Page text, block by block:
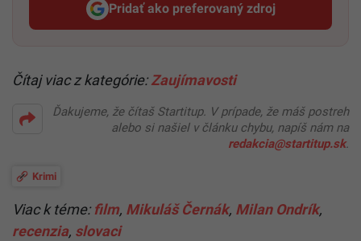
Pridať ako preferovaný zdroj
Startitup, odkaz sa otvorí v
Čítaj viac z kategórie:Zaujímavosti
Ďakujeme, že čítaš Startitup. V prípade, že máš postreh
alebo si našiel v článku chybu, napíš nám na
redakcia@startitup.sk.
Krimi
Viac k téme: film, Mikuláš Černák, Milan Ondrík,
recenzia, slovaci